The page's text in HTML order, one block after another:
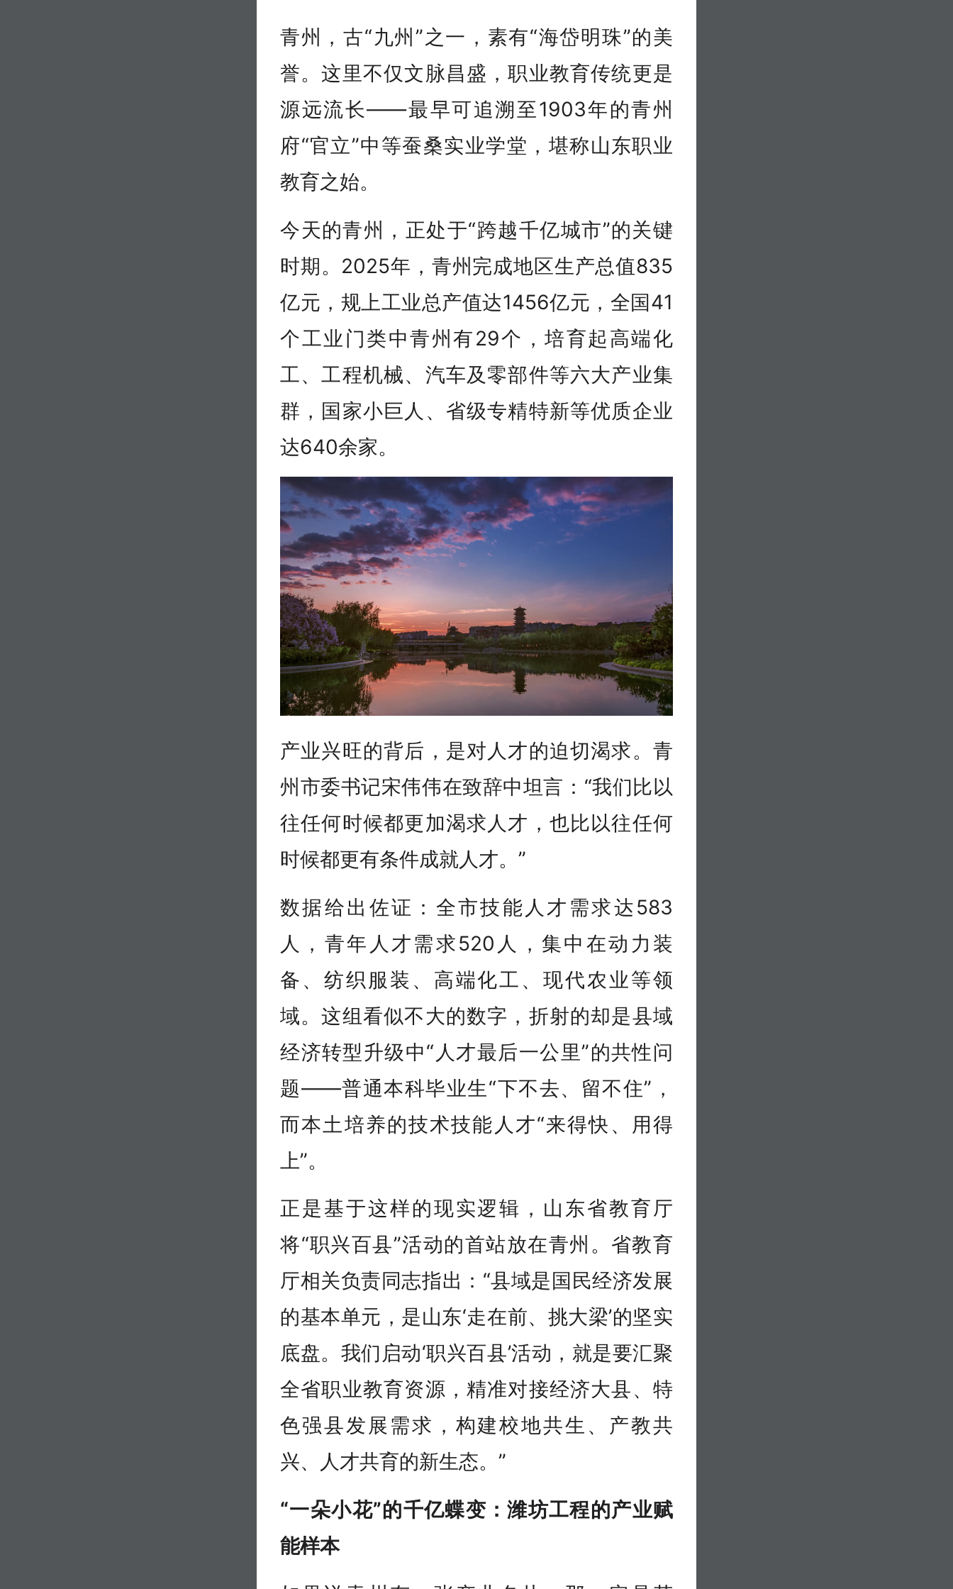
青州，古“九州”之一，素有“海岱明珠”的美
誉。这里不仅文脉昌盛，职业教育传统更是
源远流长——最早可追溯至1903年的青州
府“官立”中等蚕桑实业学堂，堪称山东职业
教育之始。
今天的青州，正处于“跨越千亿城市”的关键
时期。2025年，青州完成地区生产总值835
亿元，规上工业总产值达1456亿元，全国41
个工业门类中青州有29个，培育起高端化
工、工程机械、汽车及零部件等六大产业集
群，国家小巨人、省级专精特新等优质企业
达640余家。
产业兴旺的背后，是对人才的迫切渴求。青
州市委书记宋伟伟在致辞中坦言：“我们比以
往任何时候都更加渴求人才，也比以往任何
时候都更有条件成就人才。”
数据给出佐证：全市技能人才需求达583
人，青年人才需求520人，集中在动力装
备、纺织服装、高端化工、现代农业等领
域。这组看似不大的数字，折射的却是县域
经济转型升级中“人才最后一公里”的共性问
题——普通本科毕业生“下不去、留不住”，
而本土培养的技术技能人才“来得快、用得
上”。
正是基于这样的现实逻辑，山东省教育厅
将“职兴百县”活动的首站放在青州。省教育
厅相关负责同志指出：“县域是国民经济发展
的基本单元，是山东‘走在前、挑大梁’的坚实
底盘。我们启动‘职兴百县’活动，就是要汇聚
全省职业教育资源，精准对接经济大县、特
色强县发展需求，构建校地共生、产教共
兴、人才共育的新生态。”
“一朵小花”的千亿蝶变：潍坊工程的产业赋
能样本